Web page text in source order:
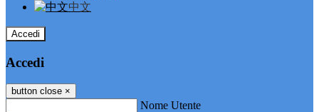
中文
Accedi
Accedi
button close ×
Nome Utente